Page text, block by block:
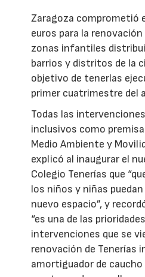
Zaragoza comprometió
euros para la
zonas infantiles
barrios y distritos de la
objetivo de tenerlas
primer cuatrimestre del
Todas las
inclusivos como
Medio Ambiente y
explicó al inaugurar el
Colegio Tenerías que
los niños y niñas
nuevo espacio”, y
“es una de las
intervenciones que se
renovación de Tenerías
amortiguador de